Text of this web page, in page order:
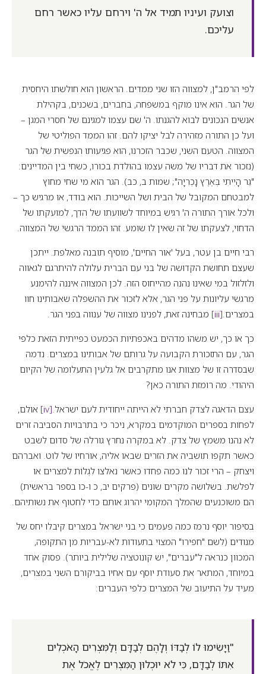
וצועק ועיניו תמיד אל ה' וירחם עליו כאשר רחם
עליכם.
לפי הרמב"ן, למצווה הזו שני ממדים. הראשון הוא חולשתו היחסית
של הגר. הוא אינו מוקף במשפחה, בחברים, בשכנים, בקהילת
אנשים הנכונים לבוא להגנתו. ה' שם עצמו למגינם של חסרי המגן –
ועל כן התורה מזהירה לבל יציקו להם. זהו הממד הפוליטי של
המצווה. הטעם השני, שכבר הזכרנו, הוא פגיעותו הנפשית של הגר
(נזכור את דבריו של משה עצמו בהולדת בכורו, כשחי בין המדיינים:
"גֵּר הָיִיתִי בְּאֶרֶץ נָכְרִיָּה"; שמות ב, כב). הגר הוא מי שחי מחוץ
למבטחם המקובל של הבית ושל השייכות. הוא בודד, או מרגיש כך –
ולכל אורך התורה ה' רגיש במיוחד לשוועתו של הדך, למועקתו של
הדחוי, לצעקתו של זה שאין לו שומע. זהו הממד הרגשי של המצווה.
רבי חיים בן עטר, בעל 'אור החיים', מוסיף תובנה מאלפת. ייתכן
שעצם תחושת הקדוּשה של בני עם הברית עלולה להיתרגם לגאווה
ולזלזול במי שאינו נהנה מהייחוס הזה. לכן המצווה איננה להימנע
מרגשי עליונות על פני הגר, אלא לזכור את ההשפלה שאבותינו חוו
במצרים.[iii] מבחינה זאת, לפנינו מצווה של ענווה בפני הגר.
כך או כך, יש משהו מדהים באכפתיות הכמעט כפייתית הזאת כלפי
הגר, עם התזכורת הקבועה על גרותם של אבותינו במצרים. נדמה
שבסדרה זו של מצוות אנו מתקרבים אל גלעין התעלומה של הקיום
היהודי. מה רומזת התורה כאן?
עצם הדאגה לצדק חברתי לא הייתה ייחודית לעם ישראל.[iv]
אולם,
לפחות בספרים המוקדמים במקרא, ניכר כי בתרבויות הסביבה זרים
לא נהנו משמץ של צדק. לא במקרה נחרץ גורלה של סדום לשבט
כאשר תקפו תושביה את הזרים שבאו אליה, אורחיו של לוט. ואברהם
ויצחק – הרי זכור לנו כמה פחדו כאשר נאלצו לִגְלוֹת למצרים או
לפלשת. בשלושה מקרים שונים (פרקים יב, כ ו-כו בספר בראשית)
הם משוכנעים שהמלך המקומי יהרוג אותם כדי לחטוף את נשותיהם.
בסיפור יוסף נרמז כמה פעמים כי בני ישראל במצרים קיבלו יחס של
מנודים (לשם "חפירו" המצוי בתעודות לא-עבריות מן התקופה,
המכוון כנראה ל"עברים", יש קונוטציה שלילית ביותר). פסוק אחד
במיוחד, המתאר את סעודת יוסף עם אחיו בביקורם השני במצרים,
מעיד על התיעוב של המצרים כלפי העברים:
"וַיָּשִׂימוּ לוֹ לְבַדּוֹ וְלָהֶם לְבַדָּם וְלַמִּצְרִים הָאֹכְלִים
אִתּוֹ לְבַדָּם, כִּי לֹא יוּכְלוּן הַמִּצְרִים לֶאֱכֹל אֶת